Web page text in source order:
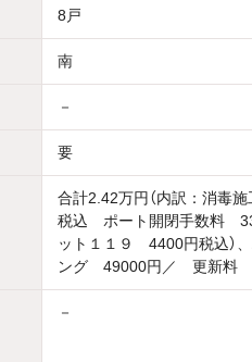
8戸
南
－
要
合計2.42万円（内訳：消毒
税込 ポート開閉手数料
ット１１９ 4400円税込）
ング 49000円／ 更新料
－